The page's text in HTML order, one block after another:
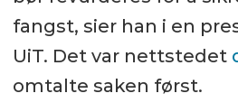
fangst, sier han i en
UiT. Det var nettstedet
omtalte saken først.